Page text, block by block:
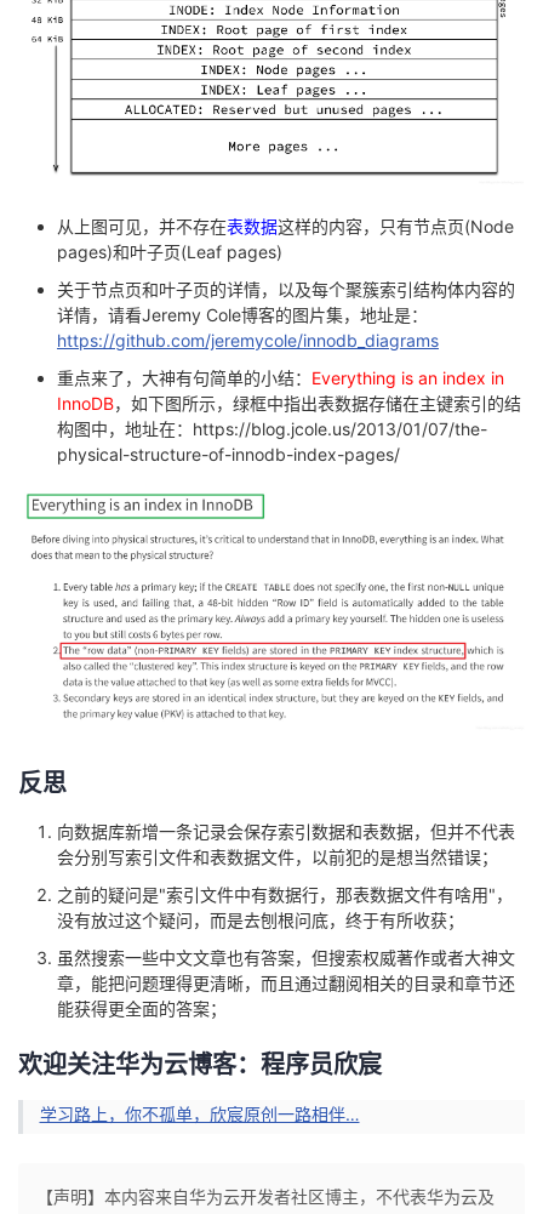
从上图可见，并不存在表数据这样的内容，只有节点页(Node
pages)和叶子页(Leaf pages)
关于节点页和叶子页的详情，以及每个聚簇索引结构体内容的
详情，请看Jeremy Cole博客的图片集，地址是：
https://github.com/jeremycole/innodb_diagrams
重点来了，大神有句简单的小结： Everything is an index in
InnoDB，如下图所示，绿框中指出表数据存储在主键索引的结
构图中，地址在： https://blog.jcole.us/2013/01/07/the-
physical-structure-of-innodb-index-pages/
反思
向数据库新增一条记录会保存索引数据和表数据，但并不代表
会分别写索引文件和表数据文件，以前犯的是想当然错误；
之前的疑问是"索引文件中有数据行，那表数据文件有啥用"，
没有放过这个疑问，而是去刨根问底，终于有所收获；
虽然搜索一些中文文章也有答案，但搜索权威著作或者大神文
章，能把问题理得更清晰，而且通过翻阅相关的目录和章节还
能获得更全面的答案；
欢迎关注华为云博客：程序员欣宸
学习路上，你不孤单，欣宸原创一路相伴…
【声明】本内容来自华为云开发者社区博主，不代表华为云及